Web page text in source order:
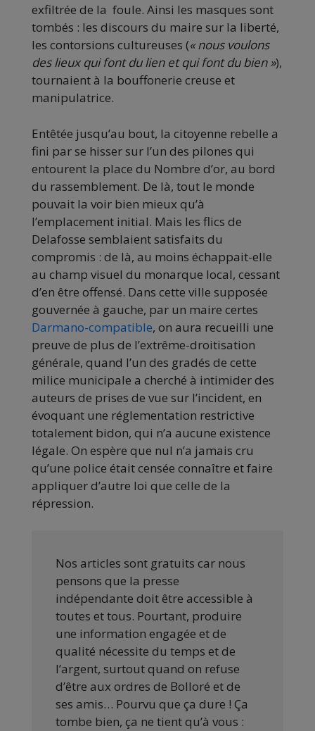
exfiltrée de la foule. Ainsi les masques sont
tombés : les discours du maire sur la liberté,
les contorsions cultureuses (« nous voulons
des lieux qui font du lien et qui font du bien »),
tournaient à la bouffonerie creuse et
manipulatrice.
Entêtée jusqu’au bout, la citoyenne rebelle a
fini par se hisser sur l’un des pilones qui
entourent la place du Nombre d’or, au bord
du rassemblement. De là, tout le monde
pouvait la voir bien mieux qu’à
l’emplacement initial. Mais les flics de
Delafosse semblaient satisfaits du
compromis : de là, au moins échappait-elle
au champ visuel du monarque local, cessant
d’en être offensé. Dans cette ville supposée
gouvernée à gauche, par un maire certes
Darmano-compatible, on aura recueilli une
preuve de plus de l’extrême-droitisation
générale, quand l’un des gradés de cette
milice municipale a cherché à intimider des
auteurs de prises de vue sur l’incident, en
évoquant une réglementation restrictive
totalement bidon, qui n’a aucune existence
légale. On espère que nul n’a jamais cru
qu’une police était censée connaître et faire
appliquer d’autre loi que celle de la
répression.
Nos articles sont gratuits car nous
pensons que la presse
indépendante doit être accessible à
toutes et tous. Pourtant, produire
une information engagée et de
qualité nécessite du temps et de
l’argent, surtout quand on refuse
d’être aux ordres de Bolloré et de
ses amis… Pourvu que ça dure ! Ça
tombe bien, ça ne tient qu’à vous :